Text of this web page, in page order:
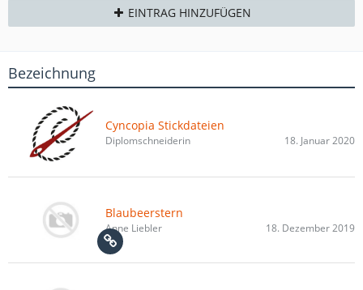
EINTRAG HINZUFÜGEN
Bezeichnung
Cyncopia Stickdateien
Diplomschneiderin 18. Januar 2020
Blaubeerstern
Anne Liebler 18. Dezember 2019